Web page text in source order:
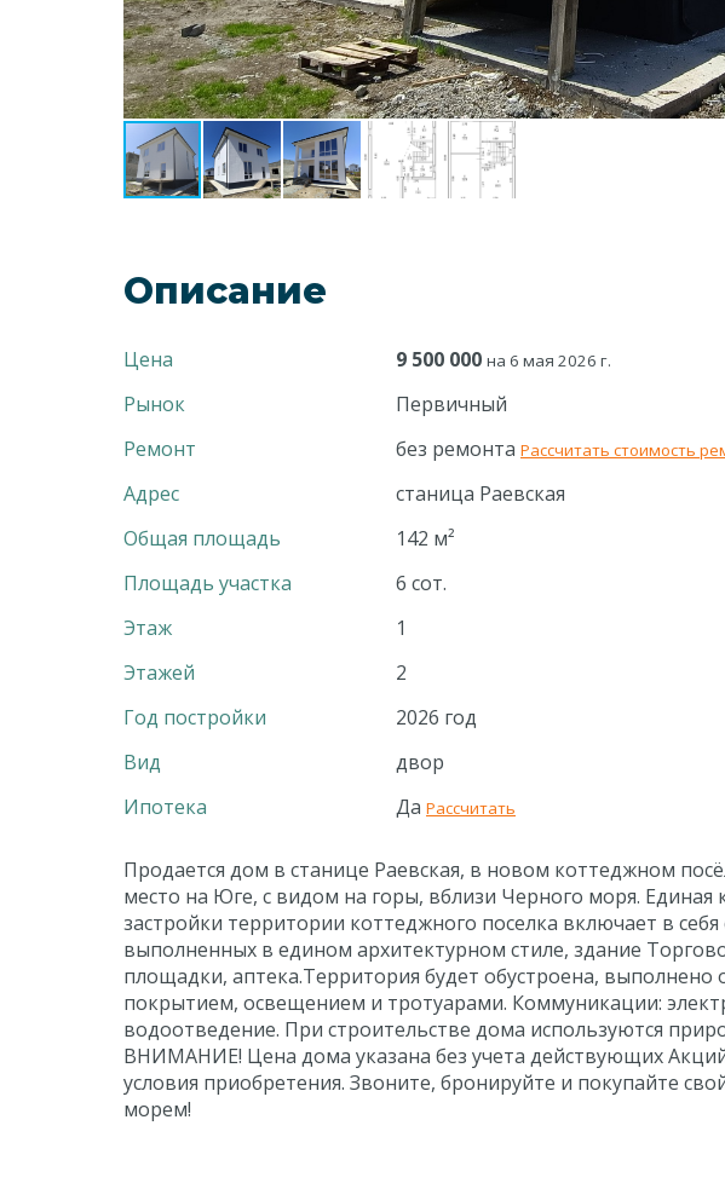
Описание
Цена 9 500 000 на 6 мая 2026 г.
Рынок
Первичный
Ремонт
без ремонта Рассчитать стоимость
Адрес
станица Раевская
Общая площадь
142 м²
Площадь участка
6 сот.
Этаж
1
Этажей
2
Год постройки
2026 год
Вид
двор
Ипотека
Да Рассчитать
Продается дом в станице Раевская, в новом коттеджном
место на Юге, с видом на горы, вблизи Черного моря. Единая
застройки территории коттеджного поселка включает в
выполненных в едином архитектурном стиле, здание
площадки, аптека.Территория будет обустроена, выполнено
покрытием, освещением и тротуарами. Коммуникации:
водоотведение. При строительстве дома используются
ВНИМАНИЕ! Цена дома указана без учета действующих
условия приобретения. Звоните, бронируйте и покупайте
морем!